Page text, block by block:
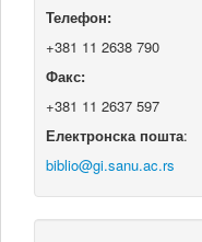
Телефон:
+381 11 2638 790
Факс:
+381 11 2637 597
Електронска пошта: